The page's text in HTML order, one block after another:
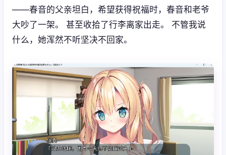
——春音的父亲坦白，希望获得祝福时，春音和老爷
大吵了一架。 甚至收拾了行李离家出走。 不管我说
什么，她浑然不听坚决不回家。